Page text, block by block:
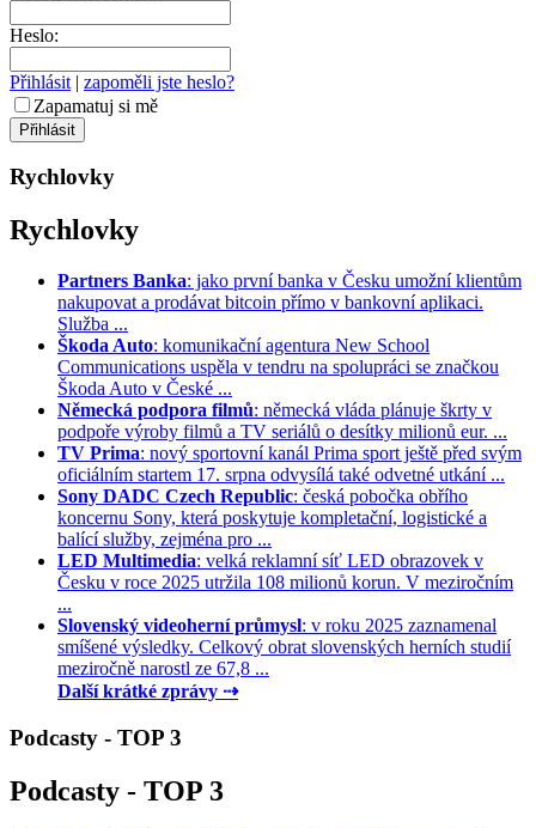
Heslo:
Přihlásit | zapoměli jste heslo?
Zapamatuj si mě
Rychlovky
Rychlovky
Partners Banka: jako první banka v Česku umožní klientům
nakupovat a prodávat bitcoin přímo v bankovní aplikaci.
Služba ...
Škoda Auto: komunikační agentura New School
Communications uspěla v tendru na spolupráci se značkou
Škoda Auto v České ...
Německá podpora filmů: německá vláda plánuje škrty v
podpoře výroby filmů a TV seriálů o desítky milionů eur. ...
TV Prima: nový sportovní kanál Prima sport ještě před svým
oficiálním startem 17. srpna odvysílá také odvetné utkání ...
Sony DADC Czech Republic: česká pobočka obřího
koncernu Sony, která poskytuje kompletační, logistické a
balící služby, zejména pro ...
LED Multimedia: velká reklamní síť LED obrazovek v
Česku v roce 2025 utržila 108 milionů korun. V meziročním
...
Slovenský videoherní průmysl: v roku 2025 zaznamenal
smíšené výsledky. Celkový obrat slovenských herních studií
meziročně narostl ze 67,8 ...
Další krátké zprávy ⇢
Podcasty - TOP 3
Podcasty - TOP 3